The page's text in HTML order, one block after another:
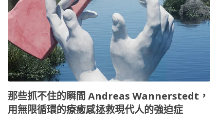
那些抓不住的瞬間 Andreas Wannerstedt，
用無限循環的療癒感拯救現代人的強迫症